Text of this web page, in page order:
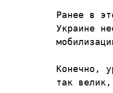
Ранее в
Украине
Конечно,
так